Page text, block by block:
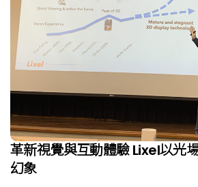
革新視覺與互動體驗 Lixel以光
幻象